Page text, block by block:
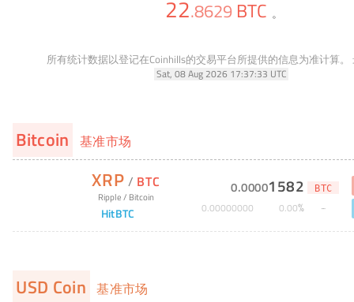
22.8629 BTC 。
所有统计数据以登记在Coinhills的交易平台所提供的信息为准计算。
Sat, 08 Aug 2026 17:37:33 UTC
Bitcoin 基准市场
XRP / BTC
Ripple/ Bitcoin
HitBTC
0.00001582 BTC
0.00000000 0.00%
USD Coin 基准市场